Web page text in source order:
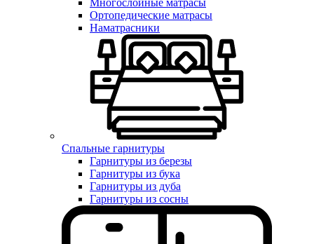
Многослойные матрасы
Ортопедические матрасы
Наматрасники
Спальные гарнитуры
Гарнитуры из березы
Гарнитуры из бука
Гарнитуры из дуба
Гарнитуры из сосны